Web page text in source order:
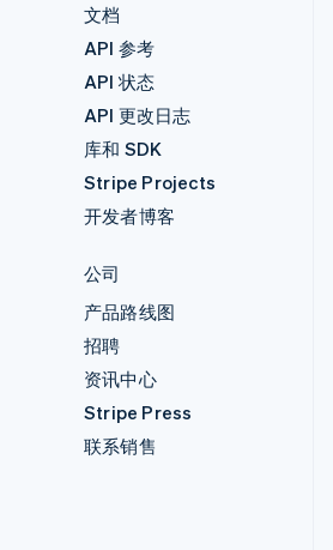
文档
API 参考
API 状态
API 更改日志
库和 SDK
Stripe Projects
开发者博客
公司
产品路线图
招聘
资讯中心
Stripe Press
联系销售